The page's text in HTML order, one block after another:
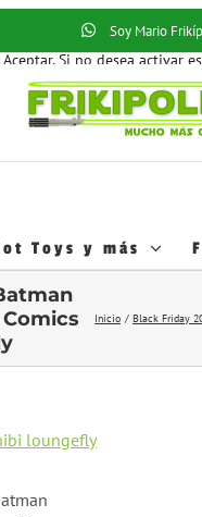
Soy Mario
Toys y más
Inicio Black Friday
y de terceros que nos
incluso mostrar
Si no desea activar
qué cookies estamos